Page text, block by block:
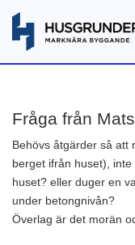
Fråga från
Behövs åtgärder så att
berget ifrån huset),
huset? eller duger en
under betongnivån?
Överlag är det morän